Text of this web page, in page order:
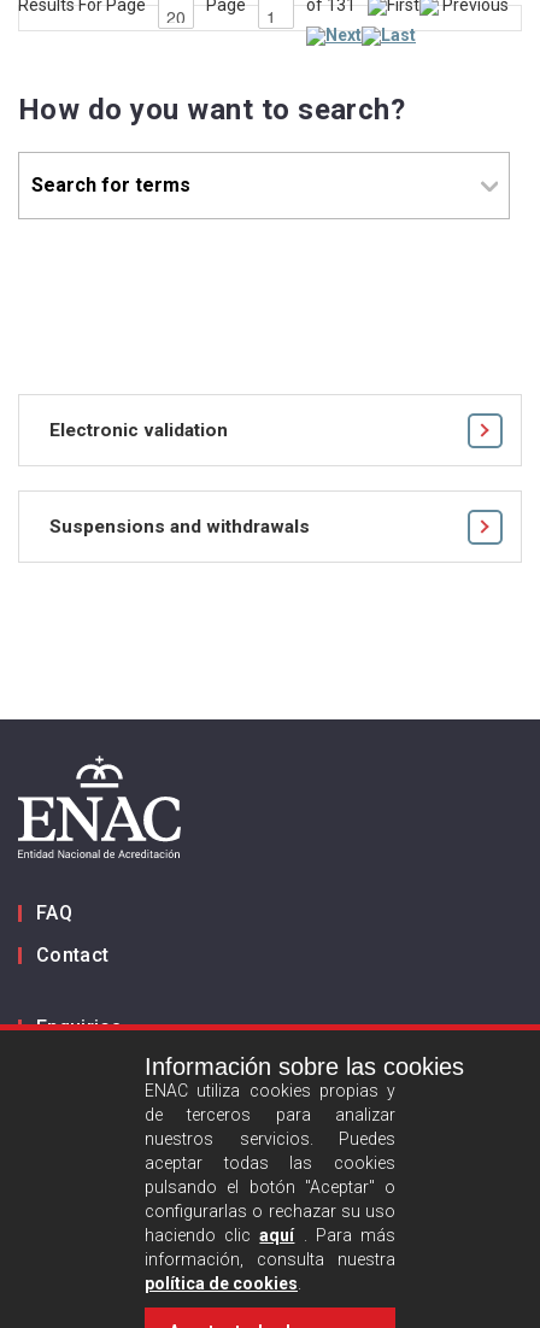
Results For Page Page of 131 First
Previous
Next
Last
How do you want to search?
Electronic validation
Suspensions and withdrawals
FAQ
Contact
Enquiries
Privacy policy
Legal advise
Cookies policy
Información sobre las cookies
ENAC utiliza cookies propias y
de terceros para analizar
nuestros servicios. Puedes
aceptar todas las cookies
pulsando el botón "Aceptar" o
configurarlas o rechazar su uso
haciendo clicaquí. Para más
información, consulta nuestra
política de cookies